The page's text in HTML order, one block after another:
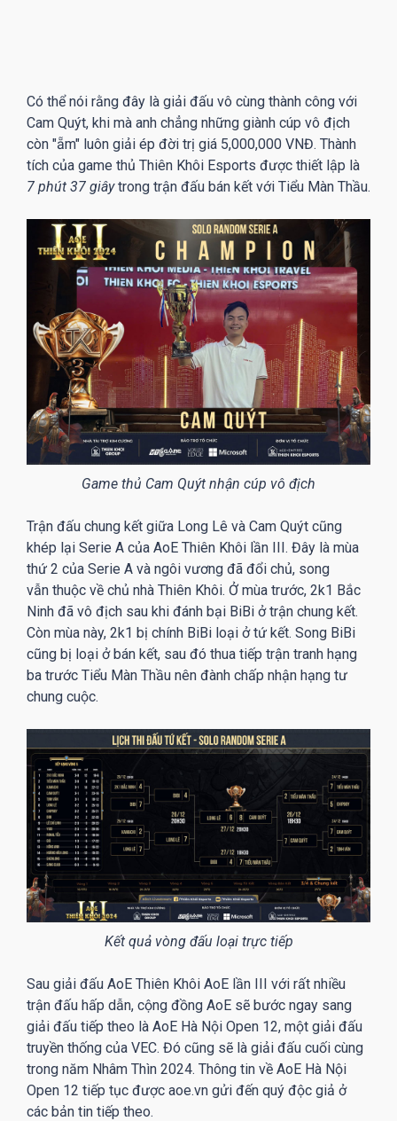
Có thể nói rằng đây là giải đấu vô cùng thành công với
Cam Quýt, khi mà anh chẳng những giành cúp vô địch
còn "ẵm" luôn giải ép đời trị giá 5,000,000 VNĐ. Thành
tích của game thủ Thiên Khôi Esports được thiết lập là
7 phút 37 giâytrong trận đấu bán kết với Tiểu Màn Thầu.
Game thủ Cam Quýt nhận cúp vô địch
Trận đấu chung kết giữa Long Lê và Cam Quýt cũng
khép lại Serie A của AoE Thiên Khôi lần III. Đây là mùa
thứ 2 của Serie A và ngôi vương đã đổi chủ, song
vẫn thuộc về chủ nhà Thiên Khôi. Ở mùa trước, 2k1 Bắc
Ninh đã vô địch sau khi đánh bại BiBi ở trận chung kết.
Còn mùa này, 2k1 bị chính BiBi loại ở tứ kết. Song BiBi
cũng bị loại ở bán kết, sau đó thua tiếp trận tranh hạng
ba trước Tiểu Màn Thầu nên đành chấp nhận hạng tư
chung cuộc.
Kết quả vòng đấu loại trực tiếp
Sau giải đấu AoE Thiên Khôi AoE lần III với rất nhiều
trận đấu hấp dẫn, cộng đồng AoE sẽ bước ngay sang
giải đấu tiếp theo là AoE Hà Nội Open 12, một giải đấu
truyền thống của VEC. Đó cũng sẽ là giải đấu cuối cùng
trong năm Nhâm Thìn 2024. Thông tin về AoE Hà Nội
Open 12 tiếp tục được aoe.vn gửi đến quý độc giả ở
các bản tin tiếp theo.